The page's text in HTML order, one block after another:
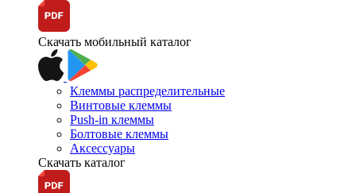
Скачать мобильный каталог
Клеммы распределительные
Винтовые клеммы
Push-in клеммы
Болтовые клеммы
Аксессуары
Скачать каталог